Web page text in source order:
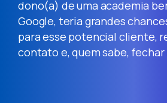
dono(a) de uma academia
Google, teria grandes
para esse potencial cliente,
contato e, quem sabe, fechar